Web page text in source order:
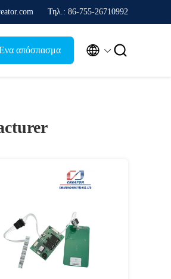
Τηλ.: 86-755-26710992
απόσπασμα  